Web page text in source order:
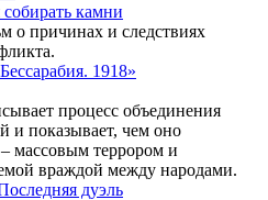
камни
о причинах и следствиях
процесс объединения
и показывает, чем оно
массовым террором и
враждой между народами.
дуэль